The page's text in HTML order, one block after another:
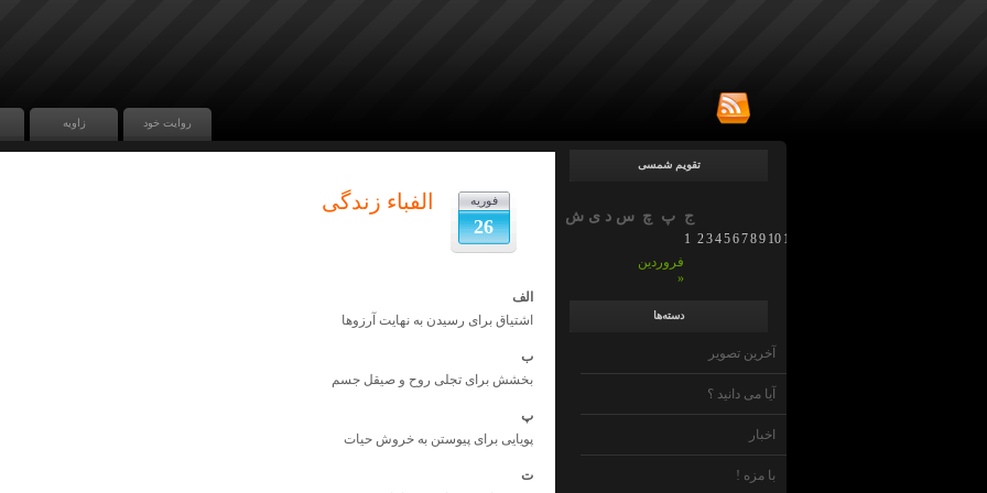
زاویه روایت خود
تقویم شمسی
ش ی د س چ پ ج
فروردین
»
1 23456789 10 11
دسته‌ها
آخرین تصویر
آیا می دانید ؟
اخبار
با مزه !
فوریه
26
الفباء زندگی
الف
اشتیاق برای رسیدن به نهایت آرزوها
ب
بخشش برای تجلی روح و صیقل جسم
پ
پویایی برای پیوستن به خروش حیات
ت